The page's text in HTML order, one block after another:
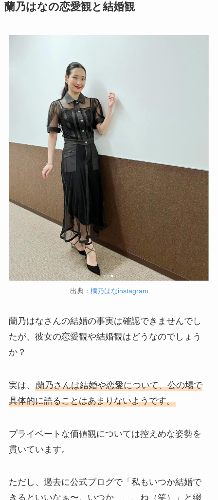
蘭乃はなの恋愛観と結婚観
出典： 欄乃はなinstagram
蘭乃はなさんの結婚の事実は確認できませんでし
たが、彼女の恋愛観や結婚観はどうなのでしょう
か？
実は、 蘭乃さんは結婚や恋愛について、公の場で
具体的に語ることはあまりないようです。
プライベートな価値観については控えめな姿勢を
貫いています。
ただし、過去に公式ブログで「私もいつか結婚で
きるといいなぁ〜。いつか、、、ね（笑）」と綴